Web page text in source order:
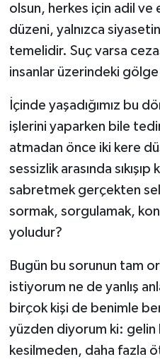
olsun, herkes için adil ve
düzeni, yalnızca
temelidir. Suç varsa
insanlar üzerindeki gölge
İçinde yaşadığımız bu
işlerini yaparken bile
atmadan önce iki kere
sessizlik arasında
sabretmek gerçekten
sormak, sorgulamak,
yoludur?
Bugün bu sorunun tam
istiyorum ne de yanlış
birçok kişi de benimle
yüzden diyorum ki: gelin
kesilmeden, daha fazla